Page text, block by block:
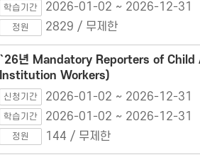
학습기간 2026-01-02 ~ 2026-12-31
정원 2829 / 무제한
`26년 Mandatory Reporters of
Institution Workers)
신청기간 2026-01-02 ~ 2026-12-31
학습기간 2026-01-02 ~ 2026-12-31
정원 144 / 무제한